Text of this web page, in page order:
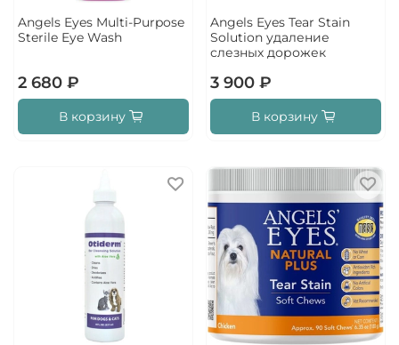
Angels Eyes Multi-Purpose
Sterile Eye Wash
2 680 ₽
В корзину
Angels Eyes Tear Stain
Solution удаление
слезных дорожек
3 900 ₽
В корзину